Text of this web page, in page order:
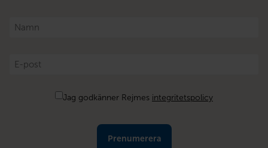
Namn
E-
post
Jag godkänner Rejmes integritetspolicy